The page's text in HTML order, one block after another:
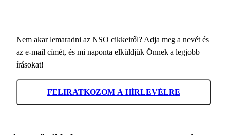
Nem akar lemaradni az NSO cikkeiről? Adja meg a nevét és
az e-mail címét, és mi naponta elküldjük Önnek a legjobb
írásokat!
FELIRATKOZOM A HÍRLEVÉLRE